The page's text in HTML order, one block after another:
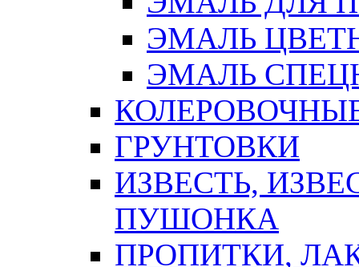
ЭМАЛЬ
ЭМАЛЬ
ГРУНТОВКИ
ИЗВЕСТЬ,
ПУШОНКА
ПРОПИТКИ,